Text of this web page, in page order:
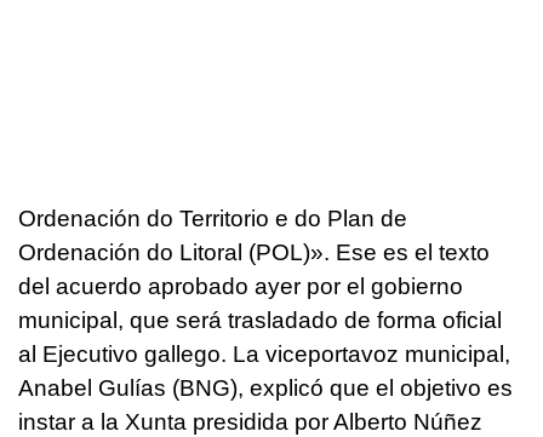
Ordenación do Territorio e do Plan de
Ordenación do Litoral (POL)». Ese es el texto
del acuerdo aprobado ayer por el gobierno
municipal, que será trasladado de forma oficial
al Ejecutivo gallego. La viceportavoz municipal,
Anabel Gulías (BNG), explicó que el objetivo es
instar a la Xunta presidida por Alberto Núñez